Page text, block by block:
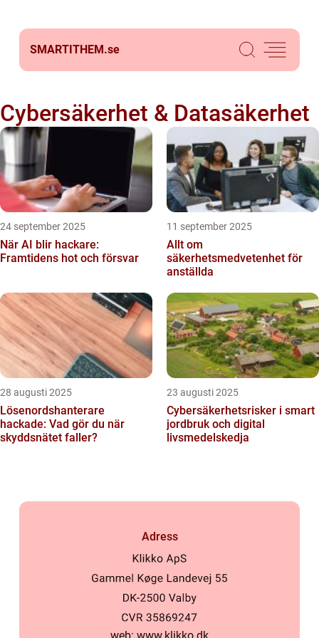
SMARTITHEM.se
Cybersäkerhet & Datasäkerhet
24 september 2025
När AI blir hackare:
Framtidens hot och försvar
11 september 2025
Allt om
säkerhetsmedvetenhet för
anställda
28 augusti 2025
Lösenordshanterare
hackade: Vad gör du när
skyddsnätet faller?
23 augusti 2025
Cybersäkerhetsrisker i smart
jordbruk och digital
livsmedelskedja
Adress